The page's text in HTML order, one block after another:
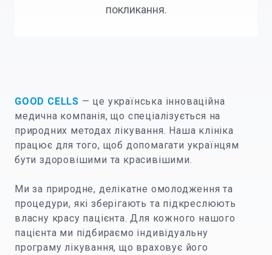
покликання.
GOOD CELLS — це українська інноваційна
медична компанія, що спеціалізується на
природних методах лікування. Наша клініка
працює для того, щоб допомагати українцям
бути здоровішими та красивішими.
Ми за природне, делікатне омолодження та
процедури, які зберігають та підкреслюють
власну красу пацієнта. Для кожного нашого
пацієнта ми підбираємо індивідуальну
програму лікування, що враховує його